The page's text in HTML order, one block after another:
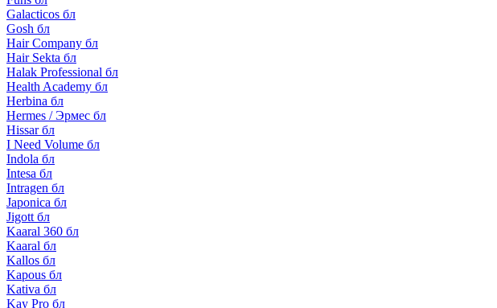
Galacticos бл
Gosh бл
Hair Company бл
Hair Sekta бл
Halak Professional бл
Health Academy бл
Herbina бл
Hermes / Эрмес бл
Hissar бл
I Need Volume бл
Indola бл
Intesa бл
Intragen бл
Japonica бл
Jigott бл
Kaaral 360 бл
Kaaral бл
Kallos бл
Kapous бл
Kativa бл
Kay Pro бл